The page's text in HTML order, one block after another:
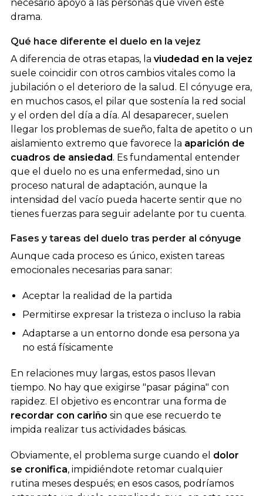
necesario apoyo a las personas que viven este
drama.
Qué hace diferente el duelo en la vejez
A diferencia de otras etapas, la viudedad en la vejez
suele coincidir con otros cambios vitales como la
jubilación o el deterioro de la salud. El cónyuge era,
en muchos casos, el pilar que sostenía la red social
y el orden del día a día. Al desaparecer, suelen
llegar los problemas de sueño, falta de apetito o un
aislamiento extremo que favorece la aparición de
cuadros de ansiedad. Es fundamental entender
que el duelo no es una enfermedad, sino un
proceso natural de adaptación, aunque la
intensidad del vacío pueda hacerte sentir que no
tienes fuerzas para seguir adelante por tu cuenta.
Fases y tareas del duelo tras perder al cónyuge
Aunque cada proceso es único, existen tareas
emocionales necesarias para sanar:
Aceptar la realidad de la partida
Permitirse expresar la tristeza o incluso la rabia
Adaptarse a un entorno donde esa persona ya
no está físicamente
En relaciones muy largas, estos pasos llevan
tiempo. No hay que exigirse "pasar página" con
rapidez. El objetivo es encontrar una forma de
recordar con cariño sin que ese recuerdo te
impida realizar tus actividades básicas.
Obviamente, el problema surge cuando el dolor
se cronifica, impidiéndote retomar cualquier
rutina meses después; en esos casos, podríamos